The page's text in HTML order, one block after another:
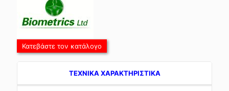
Κατεβάστε τον κατάλογο
TEXNIKA ΧΑΡΑΚΤΗΡΙΣΤΙΚΑ